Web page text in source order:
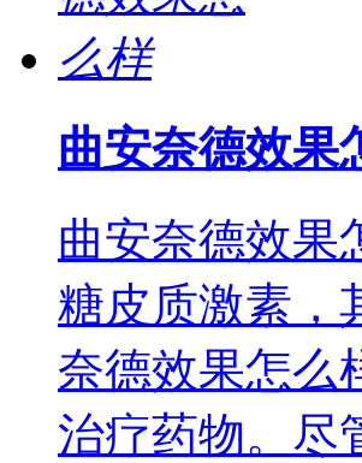
曲安奈德效果
曲安奈德效果
糖皮质激素，
奈德效果怎么
治疗药物。尽